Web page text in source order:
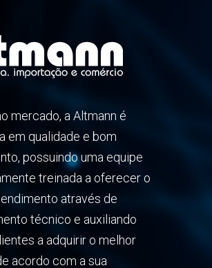
mercado, a Altmann é
em qualidade e bom
possuindo uma equipe
treinada a oferecer o
através de
técnico e auxiliando
a adquirir o melhor
acordo com a sua